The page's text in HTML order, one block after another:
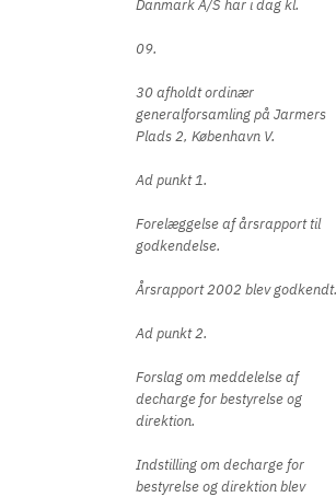
Danmark A/S har i dag kl.
09.
30 afholdt ordinær
generalforsamling på Jarmers
Plads 2, København V.
Ad punkt 1.
Forelæggelse af årsrapport til
godkendelse.
Årsrapport 2002 blev godkendt.
Ad punkt 2.
Forslag om meddelelse af
decharge for bestyrelse og
direktion.
Indstilling om decharge for
bestyrelse og direktion blev